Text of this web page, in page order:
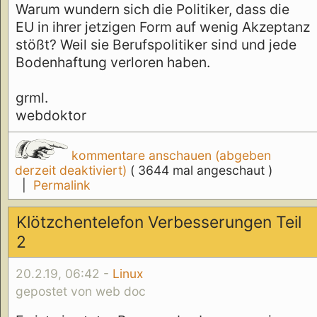
Warum wundern sich die Politiker, dass die
EU in ihrer jetzigen Form auf wenig Akzeptanz
stößt? Weil sie Berufspolitiker sind und jede
Bodenhaftung verloren haben.
grml.
webdoktor
kommentare anschauen (abgeben
derzeit deaktiviert) ( 3644 mal angeschaut )
Permalink
Klötzchentelefon Verbesserungen Teil
2
20.2.19, 06:42 - Linux
gepostet von web doc